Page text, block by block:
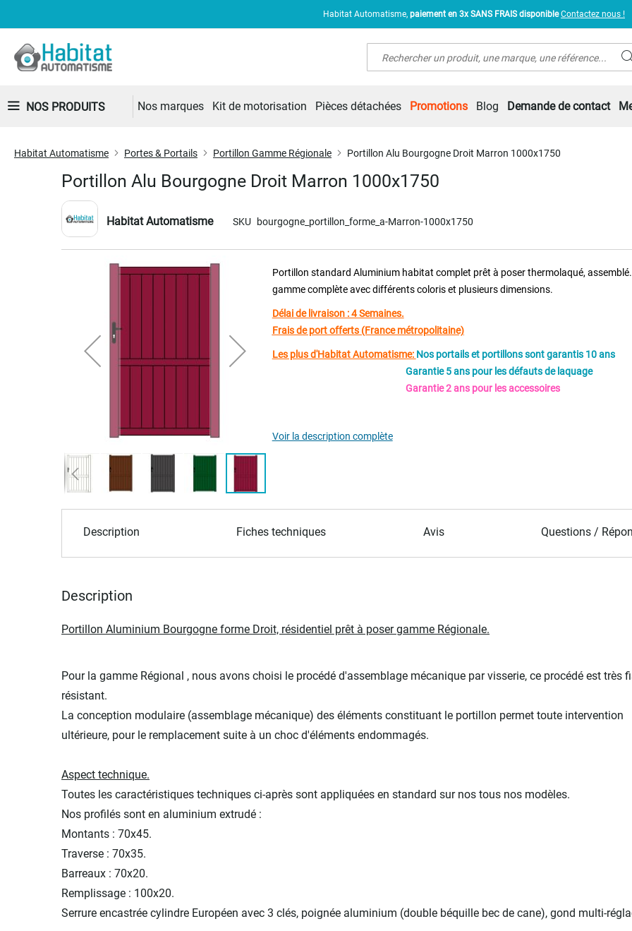
Habitat Automatisme, paiement en 3x SANS FRAIS disponible Contactez nous !
NOS PRODUITS Nos marques Kit de motorisation Pièces détachées Promotions Blog Demande de contact
Habitat Automatisme Portes & Portails Portillon Gamme Régionale Portillon Alu Bourgogne Droit Marron 1000x1750
Portillon Alu Bourgogne Droit Marron 1000x1750
Habitat Automatisme SKU bourgogne_portillon_forme_a-Marron-1000x1750
images
images
Portillon standard Aluminium habitat complet prêt à poser thermolaqué,
gamme complète avec différents coloris et plusieurs dimensions.
Délai de livraison : 4 Semaines.
Frais de port offerts (France métropolitaine)
Les plus d'Habitat Automatisme: Nos portails et portillons sont garantis 10 ans
Garantie 5 ans pour les défauts de laquage
Garantie 2 ans pour les accessoires
Voir la description complète
Description Fiches techniques Avis Questions /
Description
Portillon Aluminium Bourgogne forme Droit, résidentiel prêt à poser gamme Régionale.
Pour la gamme Régional , nous avons choisi le procédé d'assemblage mécanique par visserie, ce procédé est très
résistant.
La conception modulaire (assemblage mécanique) des éléments constituant le portillon permet toute intervention
ultérieure, pour le remplacement suite à un choc d'éléments endommagés.
Aspect technique.
Toutes les caractéristiques techniques ci-après sont appliquées en standard sur nos tous nos modèles.
Nos profilés sont en aluminium extrudé :
Montants : 70x45.
Traverse : 70x35.
Barreaux : 70x20.
Remplissage : 100x20.
Serrure encastrée cylindre Européen avec 3 clés, poignée aluminium (double béquille bec de cane), gond multi-